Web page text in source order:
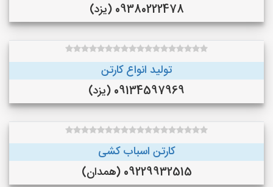
09380222478 (یزد)
تولید انواع کارتن
09134597969 (یزد)
کارتن اسباب کشی
09229932515 (همدان)